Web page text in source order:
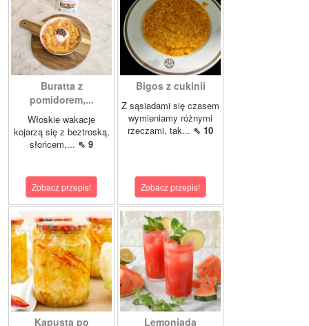
Buratta z
pomidorem,...
Włoskie wakacje
kojarzą się z beztroską,
słońcem,... ⇖ 9
Zobacz przepis!
Bigos z cukinii
Z sąsiadami się czasem
wymieniamy różnymi
rzeczami, tak... ⇖ 10
Zobacz przepis!
Kapusta po
Lemoniada